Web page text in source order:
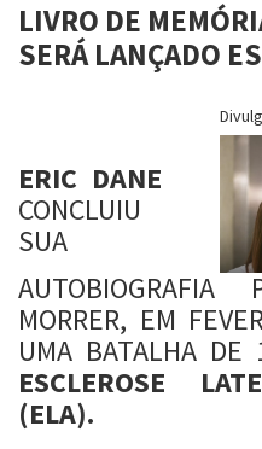
LIVRO DE
SERÁ LANÇADO
ERIC DANE
CONCLUIU
SUA
MORRER, EM
UMA BATALHA DE
ESCLEROSE
(ELA).